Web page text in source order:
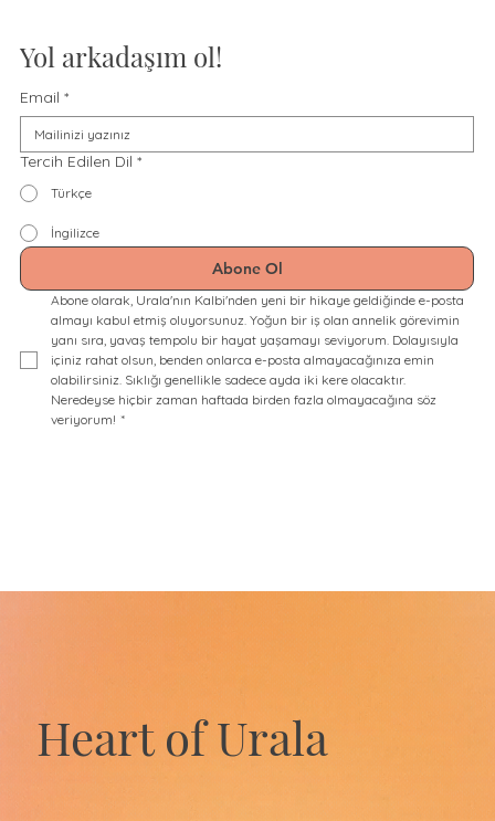
Yol arkadaşım ol!
Email *
Tercih Edilen Dil *
Türkçe
İngilizce
Abone Ol
Abone olarak, Urala'nın Kalbi'nden yeni bir hikaye geldiğinde e-posta
almayı kabul etmiş oluyorsunuz. Yoğun bir iş olan annelik görevimin
yanı sıra, yavaş tempolu bir hayat yaşamayı seviyorum. Dolayısıyla
içiniz rahat olsun, benden onlarca e-posta almayacağınıza emin
olabilirsiniz. Sıklığı genellikle sadece ayda iki kere olacaktır.
Neredeyse hiçbir zaman haftada birden fazla olmayacağına söz
veriyorum! *
Heart of Urala